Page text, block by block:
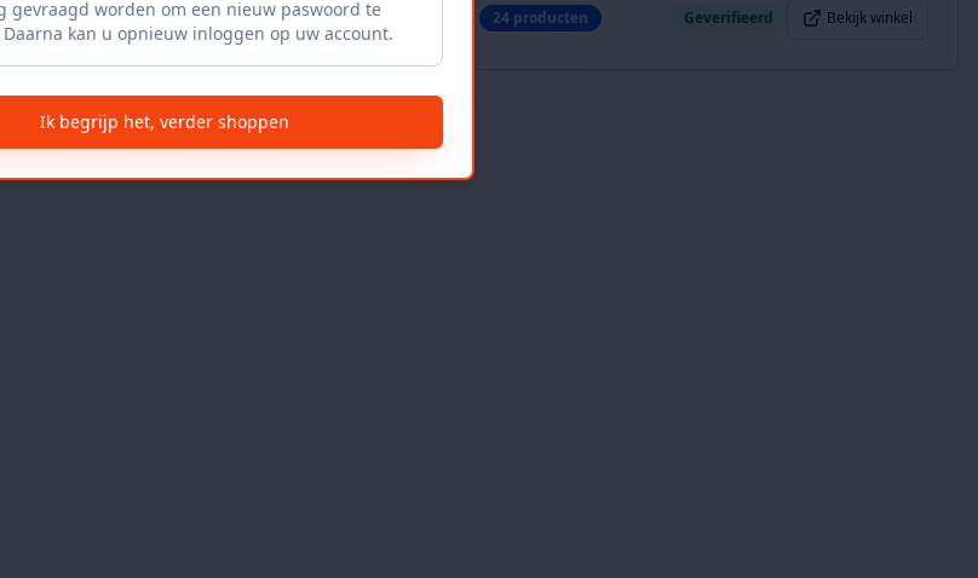
Geverifieerd Bekijk winkel 24 producten Geverifieerd Bekijk winkel
gevraagd worden om een nieuw paswoord te
kan u opnieuw inloggen op uw account.
Ik begrijp het, verder shoppen